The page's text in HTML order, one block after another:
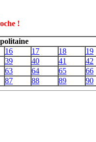
!
16 17 18 19
39 40 41 42
63 64 65 66
87 88 89 90